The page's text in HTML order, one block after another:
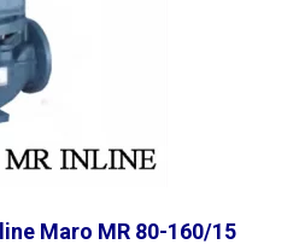
Maro MR 80-160/15